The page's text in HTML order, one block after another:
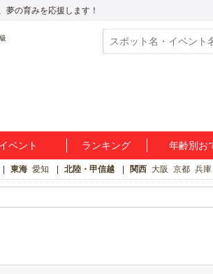
夢の育みを応援します！
ベント ランキング 年齢別お
東海 愛知 北陸・甲信越 関西 大阪 京都 兵庫